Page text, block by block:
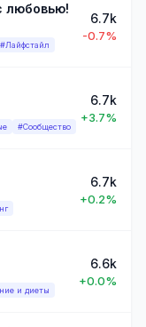
любовью!
#Лайфстайл
6.7k
-0.7%
#Сообщество
6.7k
+3.7%
6.7k
+0.2%
и диеты
6.6k
+0.0%